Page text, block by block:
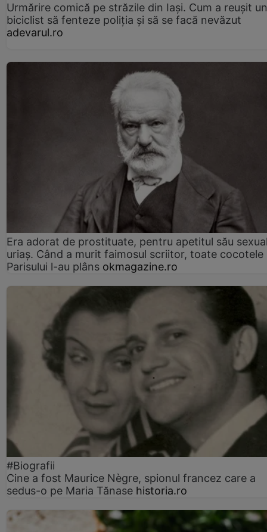
Urmărire comică pe străzile din Iași. Cum a reușit un
biciclist să fenteze poliția și să se facă nevăzut
adevarul.ro
Era adorat de prostituate, pentru apetitul său
uriaș. Când a murit faimosul scriitor, toate cocotele
Parisului l-au plâns okmagazine.ro
#Biografii
Cine a fost Maurice Nègre, spionul francez care a
sedus-o pe Maria Tănase historia.ro